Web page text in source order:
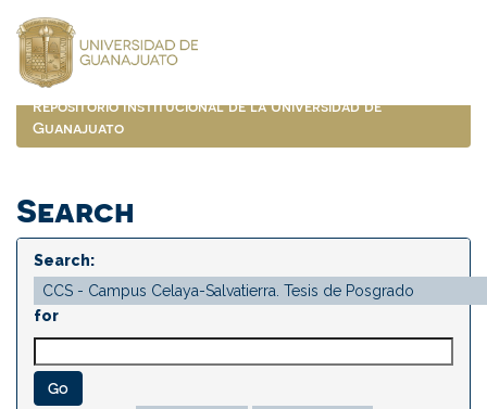
navigation
Repositorio Institucional de la Universidad de
Guanajuato
Search
Search:
for